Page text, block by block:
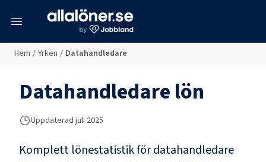
Hem / Yrken / Datahandledare
Datahandledarelön
Uppdaterad juli 2025
Komplett lönestatistik fördatahandledare